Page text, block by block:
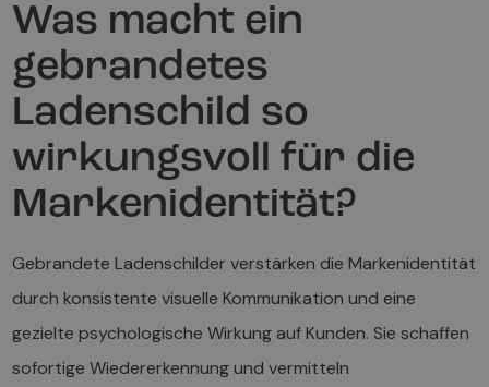
Was macht ein
gebrandetes
Ladenschild so
wirkungsvoll für die
Markenidentität?
Gebrandete Ladenschilder verstärken die Markenidentität
durch konsistente visuelle Kommunikation und eine
gezielte psychologische Wirkung auf Kunden. Sie schaffen
sofortige Wiedererkennung und vermitteln